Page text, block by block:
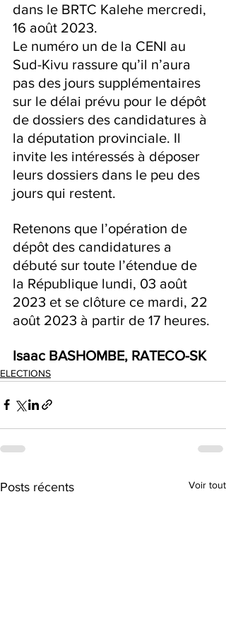
dans le BRTC Kalehe mercredi,
16 août 2023.
Le numéro un de la CENI au
Sud-Kivu rassure qu’il n’aura
pas des jours supplémentaires
sur le délai prévu pour le dépôt
de dossiers des candidatures à
la députation provinciale. Il
invite les intéressés à déposer
leurs dossiers dans le peu des
jours qui restent.
Retenons que l’opération de
dépôt des candidatures a
débuté sur toute l’étendue de
la République lundi, 03 août
2023 et se clôture ce mardi, 22
août 2023 à partir de 17 heures.
Isaac BASHOMBE, RATECO-SK
ELECTIONS
Posts récents Voir tout